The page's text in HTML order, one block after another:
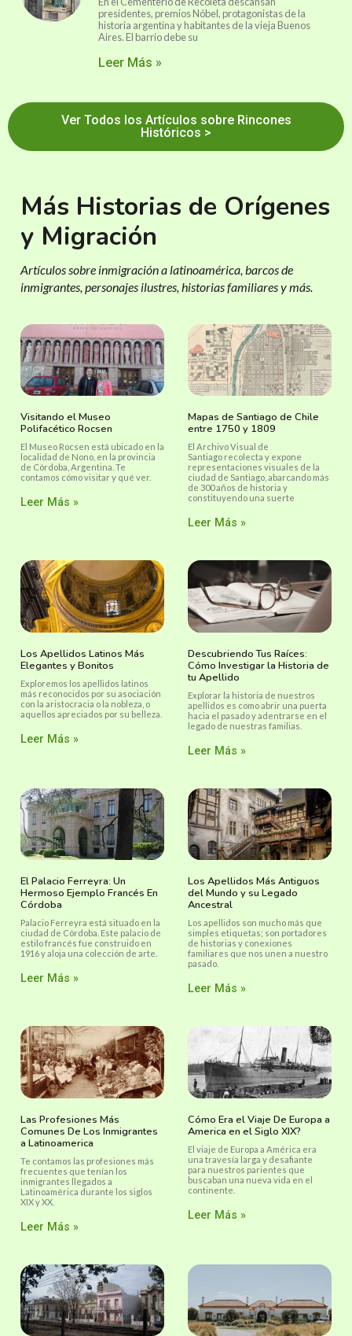
presidentes, premios Nóbel, protagonistas de la
historia argentina y habitantes de la vieja Buenos
Aires. El barrio debe su
Leer Más »
Ver Todos los Artículos sobre Rincones
Históricos >
Más Historias de Orígenes
y Migración
Artículos sobre inmigración a latinoamérica, barcos de
inmigrantes, personajes ilustres, historias familiares y más.
Visitando el Museo
Polifacético Rocsen
El Museo Rocsen está ubicado en la
localidad de Nono, en la provincia
de Córdoba, Argentina. Te
contamos cómo visitar y qué ver.
Leer Más »
Mapas de Santiago de Chile
entre 1750 y 1809
El Archivo Visual de
Santiago recolecta y expone
representaciones visuales de la
ciudad de Santiago, abarcando más
de 300 años de historia y
constituyendo una suerte
Leer Más »
Los Apellidos Latinos Más
Elegantes y Bonitos
Exploremos los apellidos latinos
más reconocidos por su asociación
con la aristocracia o la nobleza, o
aquellos apreciados por su belleza.
Leer Más »
Descubriendo Tus Raíces:
Cómo Investigar la Historia de
tu Apellido
Explorar la historia de nuestros
apellidos es como abrir una puerta
hacia el pasado y adentrarse en el
legado de nuestras familias.
Leer Más »
El Palacio Ferreyra: Un
Hermoso Ejemplo Francés En
Córdoba
Palacio Ferreyra está situado en la
ciudad de Córdoba. Este palacio de
estilo francés fue construido en
1916 y aloja una colección de arte.
Leer Más »
Los Apellidos Más Antiguos
del Mundo y su Legado
Ancestral
Los apellidos son mucho más que
simples etiquetas; son portadores
de historias y conexiones
familiares que nos unen a nuestro
pasado.
Leer Más »
Las Profesiones Más
Comunes De Los Inmigrantes
a Latinoamerica
Te contamos las profesiones más
frecuentes que tenían los
inmigrantes llegados a
Latinoamérica durante los siglos
XIX y XX.
Leer Más »
Cómo Era el Viaje De Europa a
America en el Siglo XIX?
El viaje de Europa a América era
una travesía larga y desafiante
para nuestros parientes que
buscaban una nueva vida en el
continente.
Leer Más »